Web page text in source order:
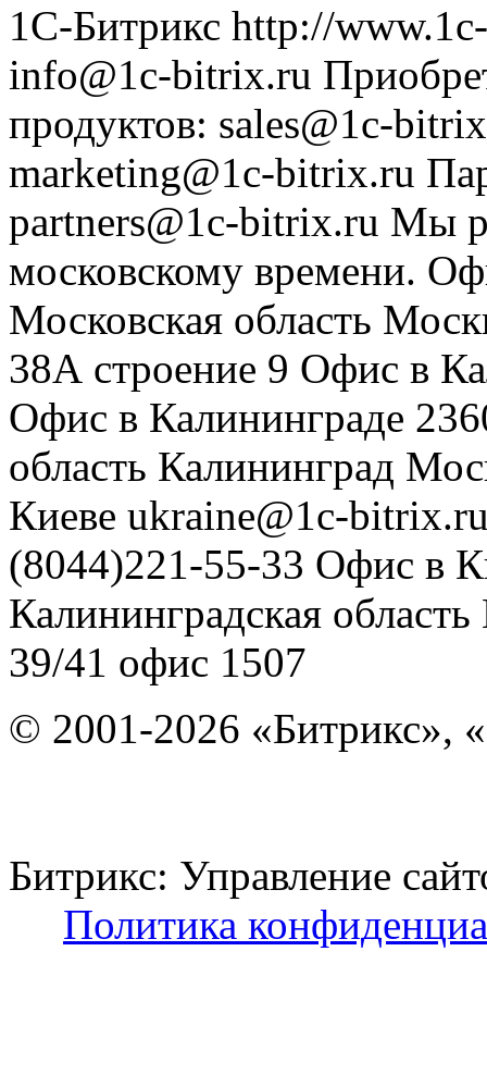
1С-Битрикс http://
info@1c-bitrix.ru
продуктов: sales@1c-
marketing@1c-bitrix.ru
partners@1c-bitrix.ru Мы
московскому времени.
Московская область
38А строение 9 Офис в
Офис в Калининграде
область Калининград
Киеве ukraine@1c-
(8044)221-55-33 Офис в
Калининградская область
39/41 офис 1507
© 2001-2026 «Битрикс»,
Битрикс: Управление
Политика